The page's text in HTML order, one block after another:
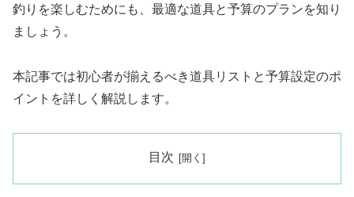
釣りを楽しむためにも、最適な道具と予算のプランを知り
ましょう。
本記事では初心者が揃えるべき道具リストと予算設定のポ
イントを詳しく解説します。
目次